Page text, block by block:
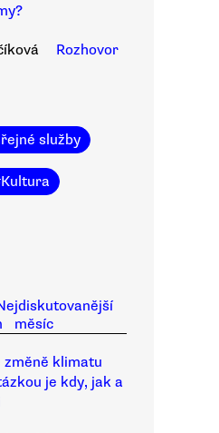
Rozhovor
služby
Kultura
měsíc
změně klimatu
je kdy, jak a